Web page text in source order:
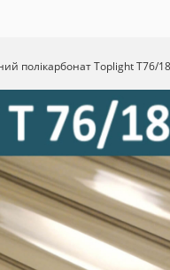
полікарбонат Toplight T76/